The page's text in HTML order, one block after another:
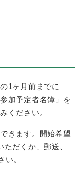
1ヶ月前までに
加予定者名簿」を
ください。
きます。開始希望
だくか、郵送、
。